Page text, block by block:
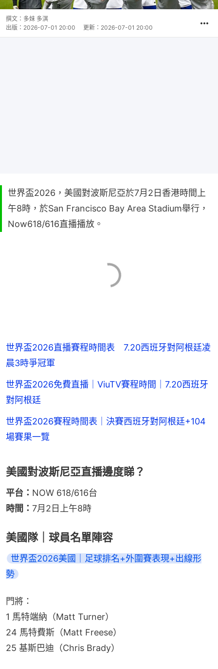
撰文： 多妹 多淇
出版： 2026-07-01 20:00 更新： 2026-07-01 20:00
世界盃2026，美國對波斯尼亞於7月2日香港時間上
午8時，於San Francisco Bay Area Stadium舉行，
Now618/616直播播放。
世界盃2026直播賽程時間表 7.20西班牙對阿根廷凌
晨3時爭冠軍
世界盃2026免費直播｜ViuTV賽程時間｜7.20西班牙
對阿根廷
世界盃2026賽程時間表｜決賽西班牙對阿根廷+104
場賽果一覽
美國對波斯尼亞直播邊度睇？
平台： NOW 618/616台
時間： 7月2日上午8時
美國隊｜球員名單陣容
世界盃2026美國｜足球排名+外圍賽表現+出線形
勢
門將：
1 馬特端納（Matt Turner）
24 馬特費斯（Matt Freese）
25 基斯巴迪（Chris Brady）